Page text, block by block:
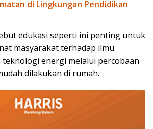
di Lingkungan Pendidikan
edukasi seperti ini penting untuk
masyarakat terhadap ilmu
energi melalui percobaan
dilakukan di rumah.